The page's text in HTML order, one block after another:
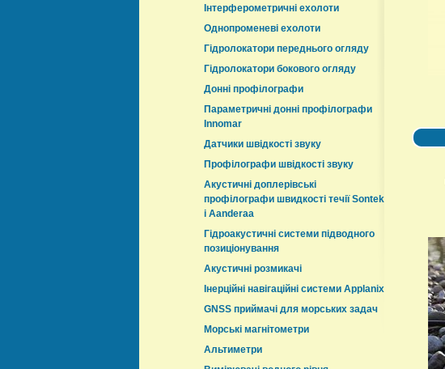
Інтерферометричні ехолоти
Однопроменеві ехолоти
Гідролокатори переднього огляду
Гідролокатори бокового огляду
Донні профілографи
Параметричні донні профілографи
Innomar
Датчики швідкості звуку
Профілографи швідкості звуку
Акустичні доплерівські
профілографи швидкості течії Sontek
і Aanderaa
Гідроакустичні системи підводного
позиціонування
Акустичні розмикачі
Інерційні навігаційні системи Applanix
GNSS приймачі для морських задач
Морські магнітометри
Альтиметри